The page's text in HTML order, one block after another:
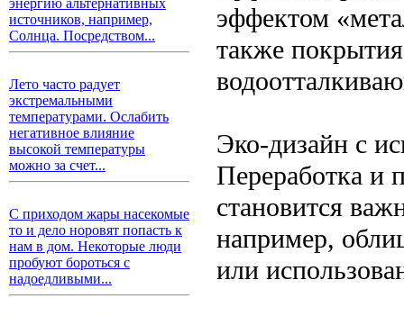
энергию альтернативных
источников, например,
Солнца. Посредством...
Лето часто радует
экстремальными
температурами. Ослабить
негативное влияние
высокой температуры
можно за счет...
С приходом жары насекомые
то и дело норовят попасть к
нам в дом. Некоторые люди
пробуют бороться с
надоедливыми...
эффектом
также
Эко-дизайн с
Переработка и
становится
например,
или